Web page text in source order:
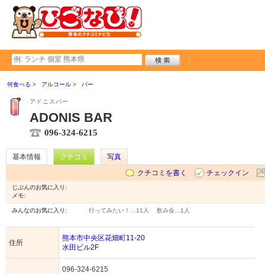
何食べる アルコール バー
アドニスバー
ADONIS BAR
096-324-6215
基本情報 クチコミ
写真
クチコミを書く
チェックイン
じぶんのお気に入り:
メモ:
みんなのお気に入り: 行ってみたい！… 11人 飲み会… 1人
住所
熊本市中央区花畑町11-20
水田ビル2F
096-324-6215